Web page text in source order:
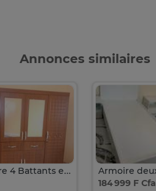
Annonces similaires
Armoire 4 Battants en Bois importé
184 999 F Cfa